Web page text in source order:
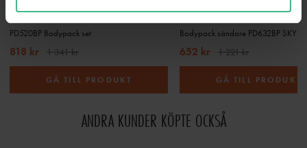
POWER DYNAMICS PD520BP BODYPACK SET - FÖR PD52X SERIES
PD520BP Bodypack set
818 kr 1 341 kr
GÅ TILL PRODUKT
Bodypack sändare PD632BP SKY-
652 kr 1 221 kr
GÅ TILL PRODUKT
ANDRA KUNDER KÖPTE OCKSÅ